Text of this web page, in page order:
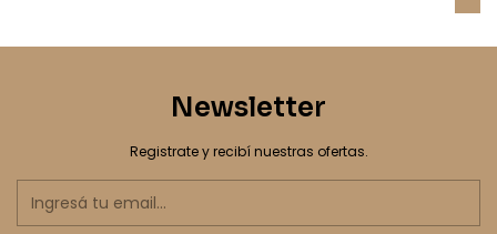
Newsletter
Registrate y recibí nuestras ofertas.